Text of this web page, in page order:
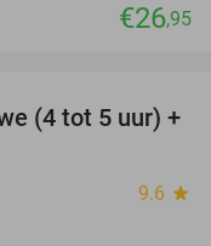
€26,95
35%
(4 tot 5 uur) +
9.6 star